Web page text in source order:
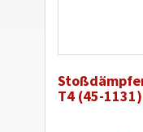
T4 (45-1131)